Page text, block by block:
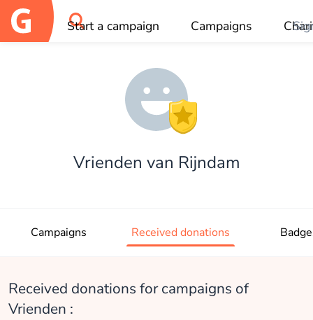
Start a campaign Campaigns
Vrienden van Rijndam
Campaigns Received donations
Received donations for campaigns of
Vrienden :